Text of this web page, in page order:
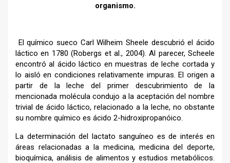
organismo.
El químico sueco Carl Wilheim Sheele descubrió el ácido
láctico en 1780 (Robergs et al., 2004). Al parecer, Scheele
encontró al ácido láctico en muestras de leche cortada y
lo aisló en condiciones relativamente impuras. El origen a
partir de la leche del primer descubrimiento de la
mencionada molécula condujo a la aceptación del nombre
trivial de ácido láctico, relacionado a la leche, no obstante
su nombre químico es ácido 2-hidroxipropanóico.
La determinación del lactato sanguíneo es de interés en
áreas relacionadas a la medicina, medicina del deporte,
bioquímica, análisis de alimentos y estudios metabólicos.